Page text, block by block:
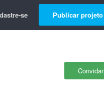
se Publicar projeto
Convidar